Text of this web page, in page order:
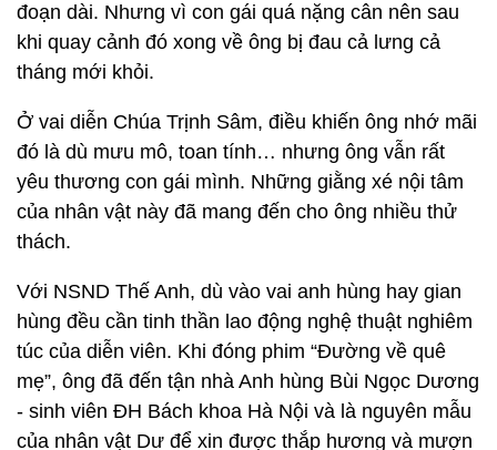
đoạn dài. Nhưng vì con gái quá nặng cân nên sau
khi quay cảnh đó xong về ông bị đau cả lưng cả
tháng mới khỏi.
Ở vai diễn Chúa Trịnh Sâm, điều khiến ông nhớ mãi
đó là dù mưu mô, toan tính… nhưng ông vẫn rất
yêu thương con gái mình. Những giằng xé nội tâm
của nhân vật này đã mang đến cho ông nhiều thử
thách.
Với NSND Thế Anh, dù vào vai anh hùng hay gian
hùng đều cần tinh thần lao động nghệ thuật nghiêm
túc của diễn viên. Khi đóng phim “Đường về quê
mẹ”, ông đã đến tận nhà Anh hùng Bùi Ngọc Dương
- sinh viên ĐH Bách khoa Hà Nội và là nguyên mẫu
của nhân vật Dư để xin được thắp hương và mượn